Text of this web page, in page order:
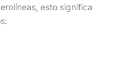
esto significa